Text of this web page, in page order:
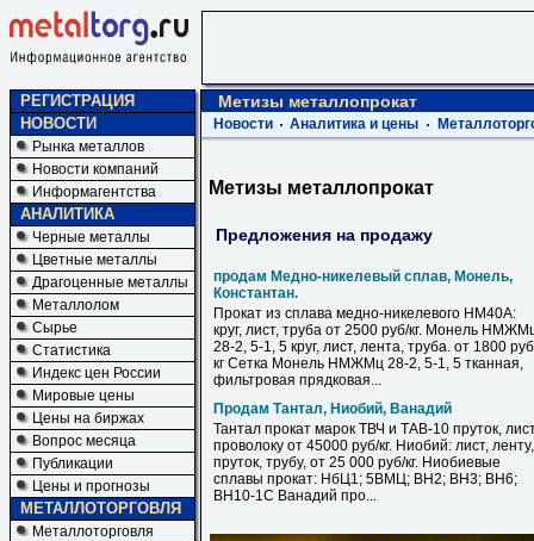
РЕГИСТРАЦИЯ
НОВОСТИ
Рынка металлов
Новости компаний
Информагентства
АНАЛИТИКА
Черные металлы
Цветные металлы
Драгоценные металлы
Металлолом
Сырье
Статистика
Индекс цен России
Мировые цены
Цены на биржах
Вопрос месяца
Публикации
Цены и прогнозы
МЕТАЛЛОТОРГОВЛЯ
Металлоторговля
Метизы металлопрокат
Новости Аналитика и цены
Метизы металлопрокат
Предложения на продажу
продам Медно-никелевый сплав, Монель,
Константан.
Прокат из сплава медно-никелевого НМ40А:
круг, лист, труба от 2500 руб/кг. Монель
28-2, 5-1, 5 круг, лист, лента, труба. от 1800
кг Сетка Монель НМЖМц 28-2, 5-1, 5 тканная,
фильтровая прядковая...
Продам Тантал, Ниобий, Ванадий
Тантал прокат марок ТВЧ и ТАВ-10 пруток,
проволоку от 45000 руб/кг. Ниобий: лист, ленту,
пруток, трубу, от 25 000 руб/кг. Ниобиевые
сплавы прокат: НбЦ1; 5ВМЦ; ВН2; ВН3; ВН6;
ВН10-1С Ванадий про...